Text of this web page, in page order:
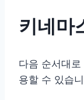
키네마
다음 순서대
용할 수 있습